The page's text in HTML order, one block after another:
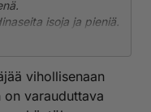
isoja ja pieniä.
ampu kuin pienillä
pikku
ja niitä voi
vihollisenaan
on varauduttava